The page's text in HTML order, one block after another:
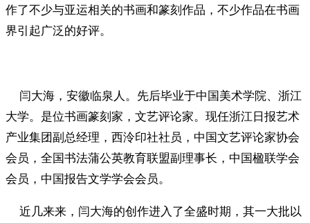
作了不少与亚运相关的书画和篆刻作品，不少作品在书画
界引起广泛的好评。
闫大海，安徽临泉人。先后毕业于中国美术学院、浙江
大学。是位书画篆刻家，文艺评论家。现任浙江日报艺术
产业集团副总经理，西泠印社社员，中国文艺评论家协会
会员，全国书法蒲公英教育联盟副理事长，中国楹联学会
会员，中国报告文学学会会员。
近几来来，闫大海的创作进入了全盛时期，其一大批以